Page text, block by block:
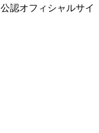
認オフィシャルサイ